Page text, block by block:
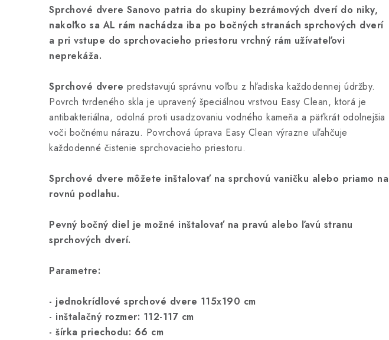
Sprchové dvere Sanovo patria do skupiny bezrámových dverí do niky,
nakoľko sa AL rám nachádza iba po bočných stranách sprchových dverí
a pri vstupe do sprchovacieho priestoru vrchný rám užívateľovi
neprekáža.
Sprchové dvere predstavujú správnu voľbu z hľadiska každodennej údržby.
Povrch tvrdeného skla je upravený špeciálnou vrstvou Easy Clean, ktorá je
antibakteriálna, odolná proti usadzovaniu vodného kameňa a päťkrát odolnejšia
voči bočnému nárazu. Povrchová úprava Easy Clean výrazne uľahčuje
každodenné čistenie sprchovacieho priestoru.
Sprchové dvere môžete inštalovať na sprchovú vaničku alebo priamo na
rovnú podlahu.
Pevný bočný diel je možné inštalovať na pravú alebo ľavú stranu
sprchových dverí.
Parametre:
- jednokrídlové sprchové dvere 115x190 cm
- inštalačný rozmer: 112-117 cm
- šírka priechodu: 66 cm